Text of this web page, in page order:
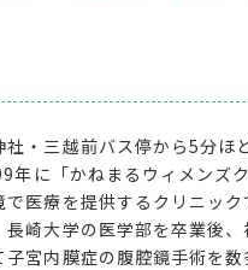
社・三越前バス停から5分
年に「かねまるウィメンズ
で医療を提供するクリニッ
崎大学の医学部を卒業後
宮内膜症の腹腔鏡手術を